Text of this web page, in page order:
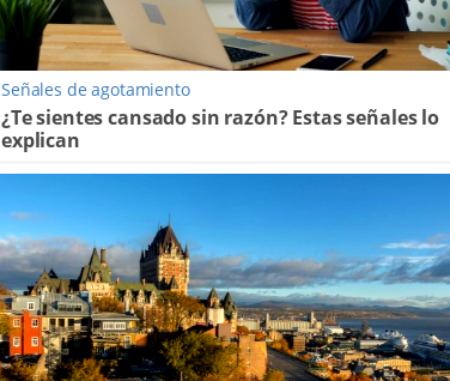
Señales de agotamiento
¿Te sientes cansado sin razón? Estas señales lo
explican